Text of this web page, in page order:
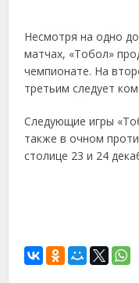
Несмотря на одно
матчах, «Тобол»
чемпионате. На
третьим следует
Следующие игры
также в очном
столице 23 и 24